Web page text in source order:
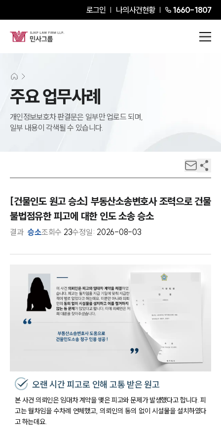
로그인 나의사건현황 1660-1807
주요 업무사례
개인정보보호차 판결문은 일부만 업로드 되며,
일부 내용이 각색될 수 있습니다.
[건물인도 원고 승소] 부동산소송변호사 조력으로 건물
불법점유한 피고에 대한 인도 소송 승소
결과 승소조회수 23수정일: 2026-08-03
오랜 시간 피고로 인해 고통 받은 원고
본 사건 의뢰인은 임대차 계약을 맺은 피고와 문제가 발생했다고 합니다. 피
고는 월차임을 수차례 연체했고, 의뢰인의 동의 없이 시설물을 설치하였다
고 하는데요.